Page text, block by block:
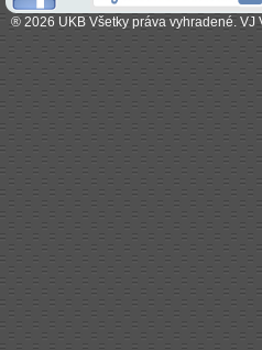
® 2026 UKB Všetky práva vyhradené.